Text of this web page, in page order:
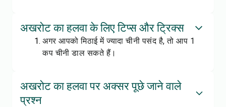
अखरोट का हलवा के लिए टिप्स और ट्रिक्स
अगर आपको मिठाई में ज्यादा चीनी पसंद है, तो आप 1
कप चीनी डाल सकते हैं।
अखरोट का हलवा पर अक्सर पूछे जाने वाले
प्रश्न